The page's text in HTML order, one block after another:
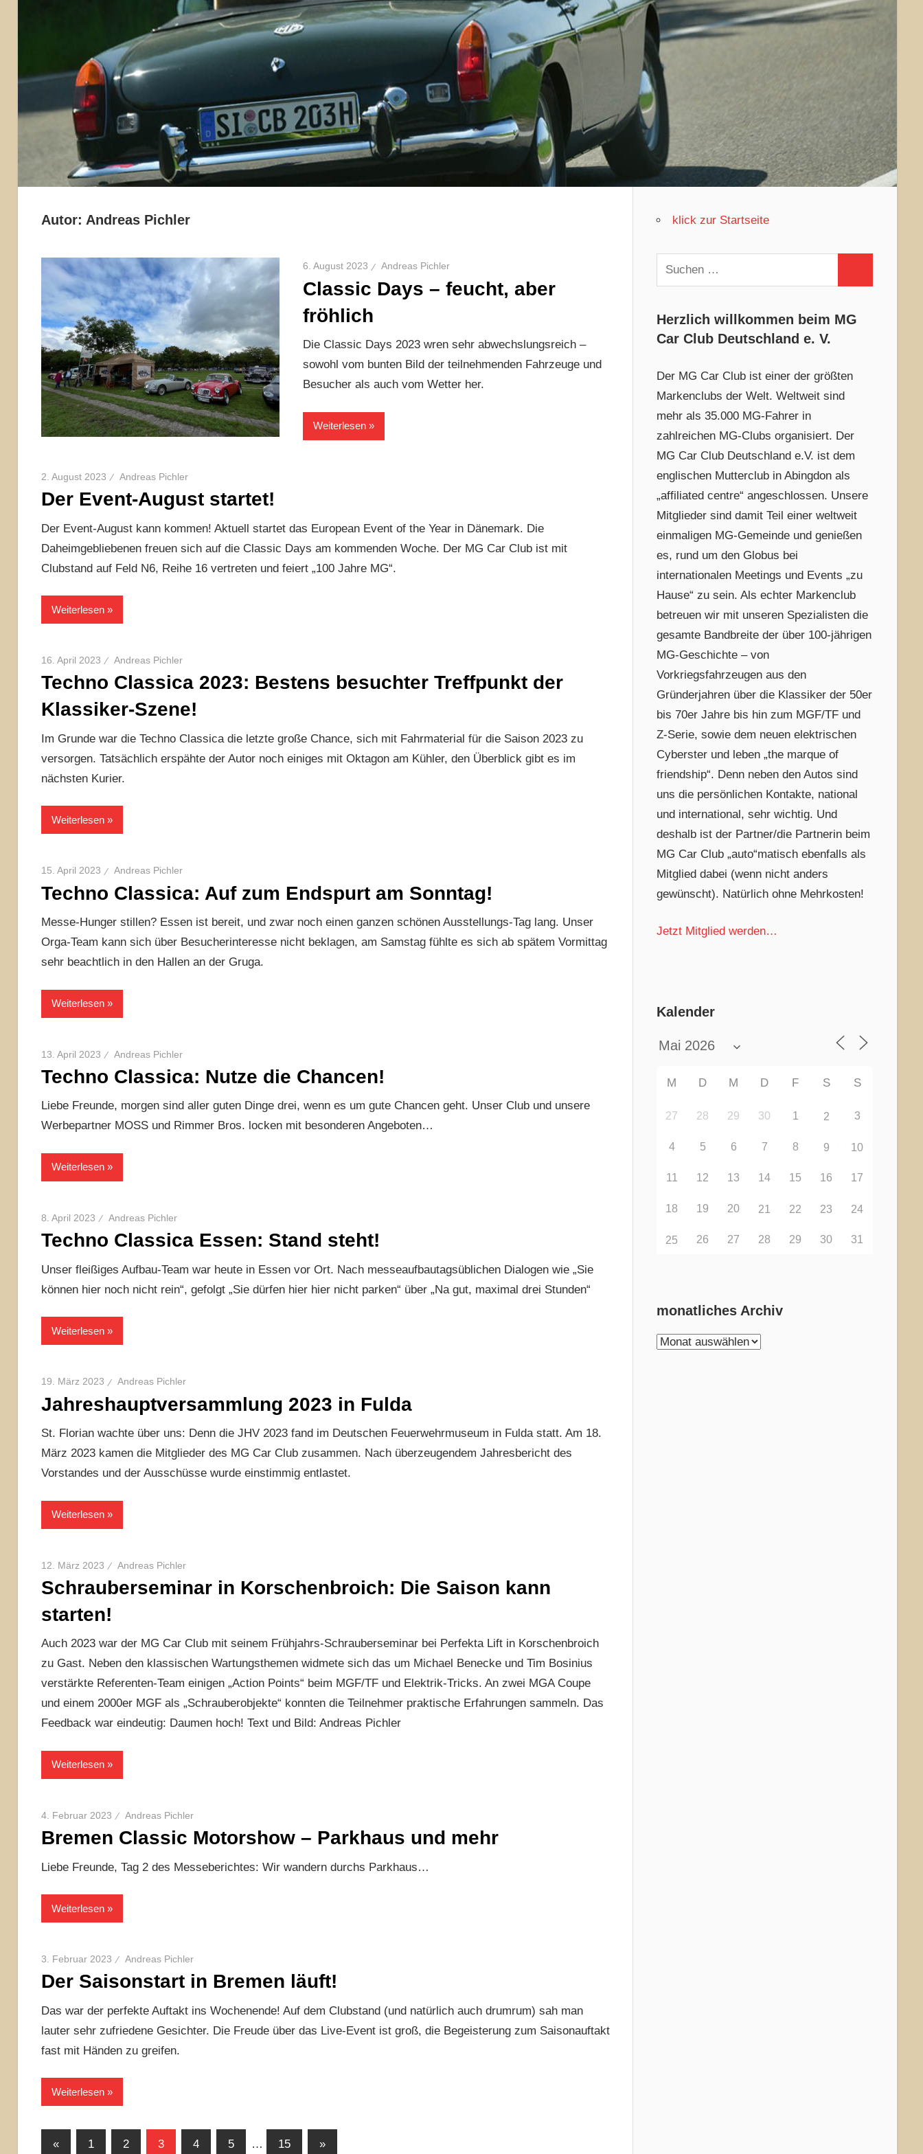
Autor: Andreas Pichler
6. August 2023 Andreas Pichler
Classic Days – feucht, aber
fröhlich
Die Classic Days 2023 wren sehr abwechslungsreich –
sowohl vom bunten Bild der teilnehmenden Fahrzeuge und
Besucher als auch vom Wetter her.
Weiterlesen
2. August 2023 Andreas Pichler
Der Event-August startet!
Der Event-August kann kommen! Aktuell startet das European Event of the Year in Dänemark. Die
Daheimgebliebenen freuen sich auf die Classic Days am kommenden Woche. Der MG Car Club ist mit
Clubstand auf Feld N6, Reihe 16 vertreten und feiert „100 Jahre MG“.
Weiterlesen
16. April 2023 Andreas Pichler
Techno Classica 2023: Bestens besuchter Treffpunkt der
Klassiker-Szene!
Im Grunde war die Techno Classica die letzte große Chance, sich mit Fahrmaterial für die Saison 2023 zu
versorgen. Tatsächlich erspähte der Autor noch einiges mit Oktagon am Kühler, den Überblick gibt es im
nächsten Kurier.
Weiterlesen
15. April 2023 Andreas Pichler
Techno Classica: Auf zum Endspurt am Sonntag!
Messe-Hunger stillen? Essen ist bereit, und zwar noch einen ganzen schönen Ausstellungs-Tag lang. Unser
Orga-Team kann sich über Besucherinteresse nicht beklagen, am Samstag fühlte es sich ab spätem Vormittag
sehr beachtlich in den Hallen an der Gruga.
Weiterlesen
13. April 2023 Andreas Pichler
Techno Classica: Nutze die Chancen!
Liebe Freunde, morgen sind aller guten Dinge drei, wenn es um gute Chancen geht. Unser Club und unsere
Werbepartner MOSS und Rimmer Bros. locken mit besonderen Angeboten…
Weiterlesen
8. April 2023 Andreas Pichler
Techno Classica Essen: Stand steht!
Unser fleißiges Aufbau-Team war heute in Essen vor Ort. Nach messeaufbautagsüblichen Dialogen wie „Sie
können hier noch nicht rein“, gefolgt „Sie dürfen hier hier nicht parken“ über „Na gut, maximal drei Stunden“
Weiterlesen
19. März 2023 Andreas Pichler
Jahreshauptversammlung 2023 in Fulda
St. Florian wachte über uns: Denn die JHV 2023 fand im Deutschen Feuerwehrmuseum in Fulda statt. Am 18.
März 2023 kamen die Mitglieder des MG Car Club zusammen. Nach überzeugendem Jahresbericht des
Vorstandes und der Ausschüsse wurde einstimmig entlastet.
Weiterlesen
12. März 2023 Andreas Pichler
Schrauberseminar in Korschenbroich: Die Saison kann
starten!
Auch 2023 war der MG Car Club mit seinem Frühjahrs-Schrauberseminar bei Perfekta Lift in Korschenbroich
zu Gast. Neben den klassischen Wartungsthemen widmete sich das um Michael Benecke und Tim Bosinius
verstärkte Referenten-Team einigen „Action Points“ beim MGF/TF und Elektrik-Tricks. An zwei MGA Coupe
und einem 2000er MGF als „Schrauberobjekte“ konnten die Teilnehmer praktische Erfahrungen sammeln. Das
Feedback war eindeutig: Daumen hoch! Text und Bild: Andreas Pichler
Weiterlesen
4. Februar 2023 Andreas Pichler
Bremen Classic Motorshow – Parkhaus und mehr
Liebe Freunde, Tag 2 des Messeberichtes: Wir wandern durchs Parkhaus…
Weiterlesen
3. Februar 2023 Andreas Pichler
Der Saisonstart in Bremen läuft!
Das war der perfekte Auftakt ins Wochenende! Auf dem Clubstand (und natürlich auch drumrum) sah man
lauter sehr zufriedene Gesichter. Die Freude über das Live-Event ist groß, die Begeisterung zum Saisonauftakt
fast mit Händen zu greifen.
Weiterlesen
Seitennummerierung
«Vorherige
1 2 3 4 5 … 15 Nächste
»
klick zur Startseite
Suchen
nach:
Herzlich willkommen beim MG
Car Club Deutschland e. V.
Der MG Car Club ist einer der größten
Markenclubs der Welt. Weltweit sind
mehr als 35.000 MG-Fahrer in
zahlreichen MG-Clubs organisiert. Der
MG Car Club Deutschland e.V. ist dem
englischen Mutterclub in Abingdon als
„affiliated centre“ angeschlossen. Unsere
Mitglieder sind damit Teil einer weltweit
einmaligen MG-Gemeinde und genießen
es, rund um den Globus bei
internationalen Meetings und Events „zu
Hause“ zu sein. Als echter Markenclub
betreuen wir mit unseren Spezialisten die
gesamte Bandbreite der über 100-jährigen
MG-Geschichte – von
Vorkriegsfahrzeugen aus den
Gründerjahren über die Klassiker der 50er
bis 70er Jahre bis hin zum MGF/TF und
Z-Serie, sowie dem neuen elektrischen
Cyberster und leben „the marque of
friendship“. Denn neben den Autos sind
uns die persönlichen Kontakte, national
und international, sehr wichtig. Und
deshalb ist der Partner/die Partnerin beim
MG Car Club „auto“matisch ebenfalls als
Mitglied dabei (wenn nicht anders
gewünscht). Natürlich ohne Mehrkosten!
Jetzt Mitglied werden…
Kalender
M D M D F S S
27 28 29 30 1 2 3
4 5 6 7 8 9 10
11 12 13 14 15 16 17
18 19 20 21 22 23 24
25 26 27 28 29 30 31
monatliches Archiv
monatliches